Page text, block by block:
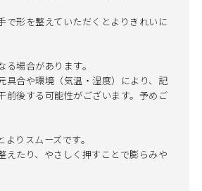
で形を整えていただくとよりきれいに
場合があります。
具合や環境（気温・湿度）により、記
前後する可能性がございます。予めご
りスムーズです。
えたり、やさしく押すことで膨らみや